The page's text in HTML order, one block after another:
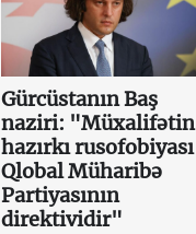
Gürcüstanın Baş
naziri: "Müxalifətin
hazırkı rusofobiyası
Qlobal Müharibə
Partiyasının
direktividir"